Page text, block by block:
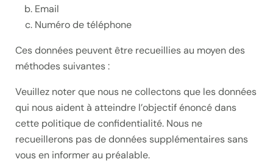
Email
Numéro de téléphone
Ces données peuvent être recueillies au moyen des
méthodes suivantes :
Veuillez noter que nous ne collectons que les données
qui nous aident à atteindre l’objectif énoncé dans
cette politique de confidentialité. Nous ne
recueillerons pas de données supplémentaires sans
vous en informer au préalable.